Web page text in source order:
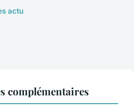
actu
complémentaires